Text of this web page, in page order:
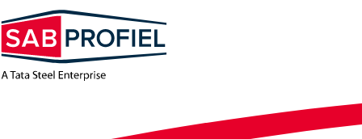
Inhalt
springen